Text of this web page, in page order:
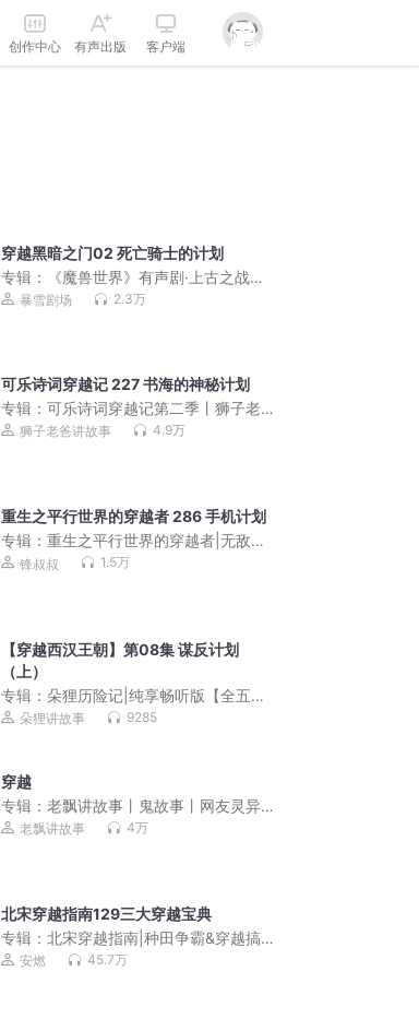
创作中心 有声出版 客户端
穿越黑暗之门02 死亡骑士的计划
专辑：
《魔兽世界》有声剧·上古之战与
黑暗之门｜暴雪官方授权
暴雪剧场 2.3万
可乐诗词穿越记 227 书海的神秘计划
专辑：可乐诗词穿越记第二季丨狮子老
爸唐诗三百首
狮子老爸讲故事 4.9万
重生之平行世界的穿越者 286 手机计划
专辑：重生之平行世界的穿越者|无敌少
年养成记|锋叔叔南兮
锋叔叔 1.5万
【穿越西汉王朝】第08集 谋反计划
（上）
专辑： 朵狸历险记|纯享畅听版【全五季
大合集】
朵狸讲故事 9285
穿越
专辑：老飘讲故事丨鬼故事丨网友灵异
经历老飘讲故事 4万
北宋穿越指南129三大穿越宝典
专辑：北宋穿越指南|种田争霸&穿越搞
笑|安燃领衔历史VIP免费穿越小说|多人
安燃 45.7万